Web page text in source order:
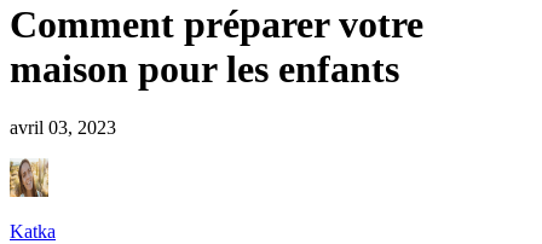
Comment préparer votre
maison pour les enfants
avril 03, 2023
Katka